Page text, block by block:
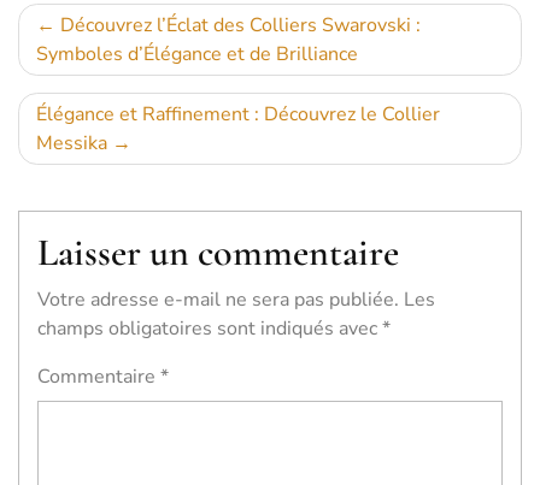
Navigation
de
l’article
Découvrez l’Éclat des Colliers Swarovski :
Symboles d’Élégance et de Brilliance
Élégance et Raffinement : Découvrez le Collier
Messika
Laisser un commentaire
Votre adresse e-mail ne sera pas publiée. Les
champs obligatoires sont indiqués avec*
Commentaire *